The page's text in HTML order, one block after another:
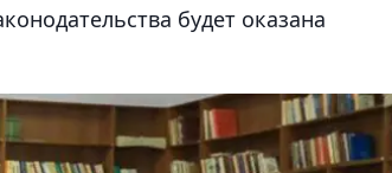
будет оказана